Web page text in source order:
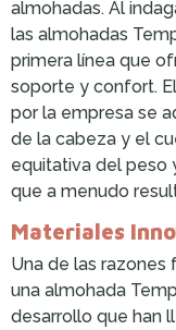
almohadas. Al
las almohadas
primera línea que
soporte y confort.
por la empresa se
de la cabeza y el
equitativa del peso
que a menudo
Materiales
Una de las
una almohada
desarrollo que han